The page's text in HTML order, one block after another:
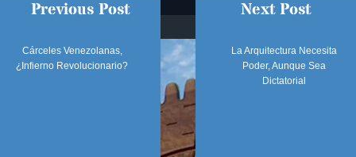
Previous Post
Cárceles Venezolanas,
¿infierno Revolucionario?
Next Post
La Arquitectura Necesita
Poder, Aunque Sea
Dictatorial